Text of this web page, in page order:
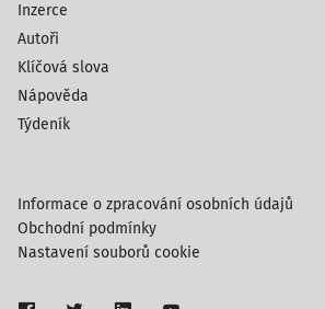
Inzerce
Autoři
Klíčová slova
Nápověda
Týdeník
Informace o zpracování osobních údajů
Obchodní podmínky
Nastavení souborů cookie